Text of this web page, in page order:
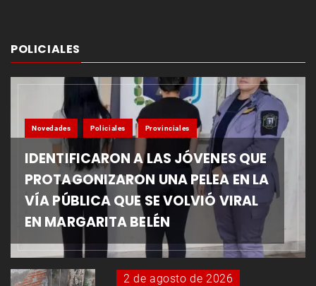
POLICIALES
Novedades Policiales Provinciales
IDENTIFICARON A LAS JÓVENES QUE
PROTAGONIZARON UNA PELEA EN LA
VÍA PÚBLICA QUE SE VOLVIÓ VIRAL
EN MARGARITA BELÉN
2 de agosto de 2026